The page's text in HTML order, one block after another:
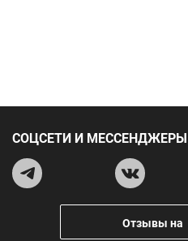
СОЦСЕТИ И МЕССЕНДЖЕРЫ
Отзывы на